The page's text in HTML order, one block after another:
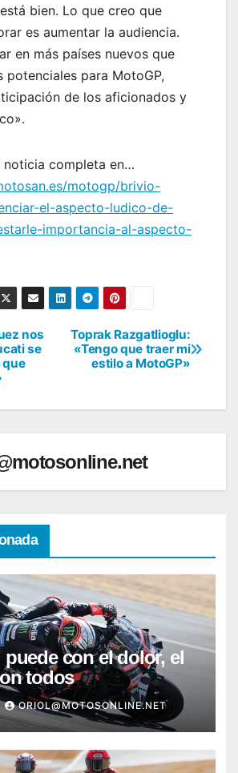
bien. Lo que creo que
es aumentar la audiencia.
en más países nuevos que
potenciales para MotoGP,
de los aficionados y
noticia completa en…
motogp/brivio-
el-aspecto-ludico-de-
importancia-al-aspecto-
Toprak Razgatlioglu:
«Tengo que traer mi
estilo a MotoGP»
nos
se
que
puede con el dolor, el
todos
ORIOL@MOTOSONLINE.NET